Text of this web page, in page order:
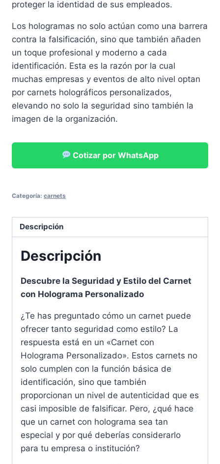
proteger la identidad de sus empleados.
Los hologramas no solo actúan como una barrera
contra la falsificación, sino que también añaden
un toque profesional y moderno a cada
identificación. Esta es la razón por la cual
muchas empresas y eventos de alto nivel optan
por carnets holográficos personalizados,
elevando no solo la seguridad sino también la
imagen de la organización.
Cotizar por WhatsApp
Categoría: carnets
Descripción
Descripción
Descubre la Seguridad y Estilo del Carnet
con Holograma Personalizado
¿Te has preguntado cómo un carnet puede
ofrecer tanto seguridad como estilo? La
respuesta está en un «Carnet con
Holograma Personalizado». Estos carnets no
solo cumplen con la función básica de
identificación, sino que también
proporcionan un nivel de autenticidad que es
casi imposible de falsificar. Pero, ¿qué hace
que un carnet con holograma sea tan
especial y por qué deberías considerarlo
para tu empresa o institución?